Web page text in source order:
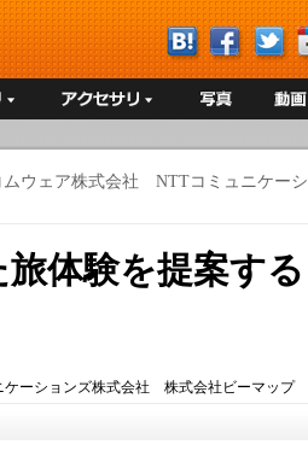
ウェア株式会社 NTTコミュニケーシ
体験を提案する
ーションズ株式会社 株式会社ビーマップ